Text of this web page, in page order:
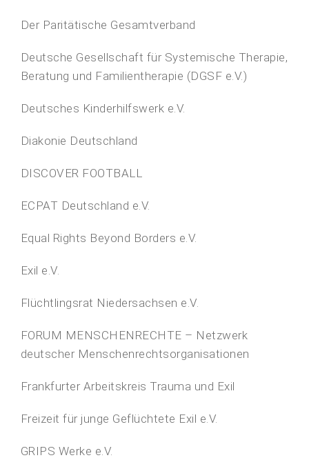
Der Paritätische Gesamtverband
Deutsche Gesellschaft für Systemische Therapie,
Beratung und Familientherapie (DGSF e.V.)
Deutsches Kinderhilfswerk e.V.
Diakonie Deutschland
DISCOVER FOOTBALL
ECPAT Deutschland e.V.
Equal Rights Beyond Borders e.V.
Exil e.V.
Flüchtlingsrat Niedersachsen e.V.
FORUM MENSCHENRECHTE – Netzwerk
deutscher Menschenrechtsorganisationen
Frankfurter Arbeitskreis Trauma und Exil
Freizeit für junge Geflüchtete Exil e.V.
GRIPS Werke e.V.